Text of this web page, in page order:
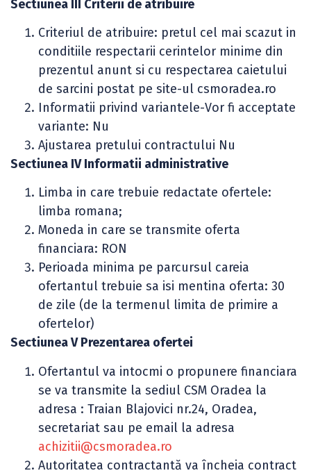
Sectiunea III Criterii de atribuire
Criteriul de atribuire: pretul cel mai scazut in
conditiile respectarii cerintelor minime din
prezentul anunt si cu respectarea caietului
de sarcini postat pe site-ul csmoradea.ro
Informatii privind variantele-Vor fi acceptate
variante: Nu
Ajustarea pretului contractului Nu
Sectiunea IV Informatii administrative
Limba in care trebuie redactate ofertele:
limba romana;
Moneda in care se transmite oferta
financiara: RON
Perioada minima pe parcursul careia
ofertantul trebuie sa isi mentina oferta: 30
de zile (de la termenul limita de primire a
ofertelor)
Sectiunea V Prezentarea ofertei
Ofertantul va intocmi o propunere financiara
se va transmite la sediul CSM Oradea la
adresa : Traian Blajovici nr.24, Oradea,
secretariat sau pe email la adresa
achizitii@csmoradea.ro
Autoritatea contractantă va încheia contract